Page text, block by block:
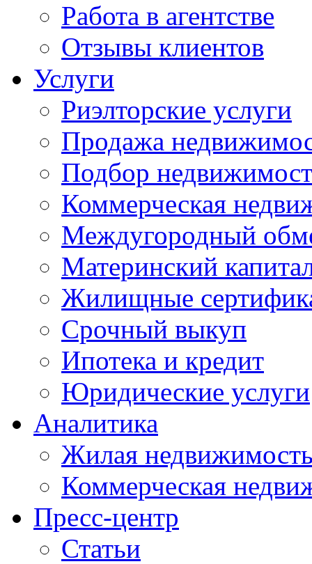
Работа в агентстве
Отзывы клиентов
Услуги
Риэлторские услуги
Продажа
Подбор
Коммерческая
Междугородный
Материнский
Жилищные
Срочный выкуп
Ипотека и кредит
Юридические услуги
Аналитика
Жилая
Коммерческая
Пресс-центр
Статьи